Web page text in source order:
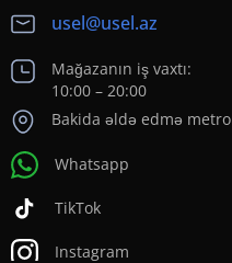
usel@usel.az
Mağazanın iş vaxtı:
10:00 – 20:00
Bakida əldə edmə
Whatsapp
TikTok
Instagram